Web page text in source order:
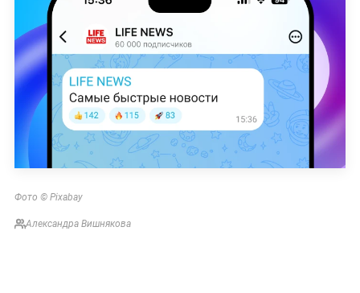
Фото © Pixabay
Александра Вишнякова